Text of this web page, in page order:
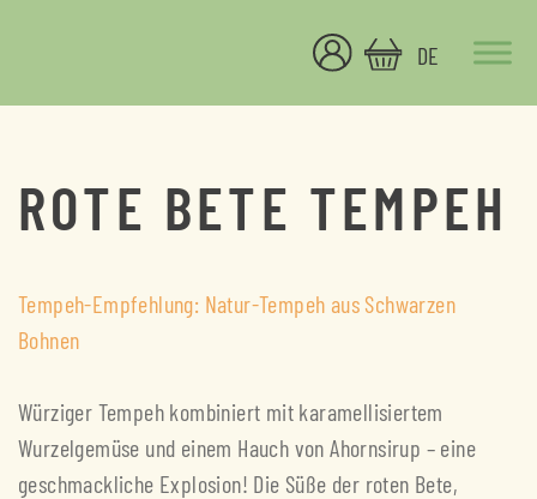
Peaceful Delicious
Eine andere WordPress-Site.
DE
ROTE BETE TEMPEH
Tempeh-Empfehlung: Natur-Tempeh aus Schwarzen
Bohnen
Würziger Tempeh kombiniert mit karamellisiertem
Wurzelgemüse und einem Hauch von Ahornsirup – eine
geschmackliche Explosion! Die Süße der roten Bete,